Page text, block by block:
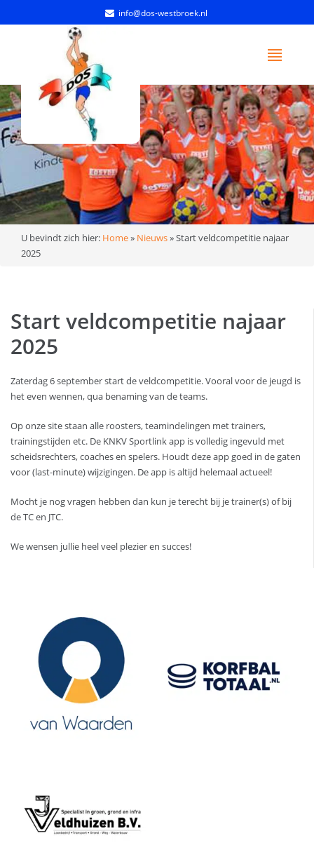
info@dos-westbroek.nl
U bevindt zich hier: Home» Nieuws»Start veldcompetitie najaar
2025
Start veldcompetitie najaar
2025
Zaterdag 6 september start de veldcompetitie. Vooral voor de jeugd is
het even wennen, qua benaming van de teams.
Op onze site staan alle roosters, teamindelingen met trainers,
trainingstijden etc. De KNKV Sportlink app is volledig ingevuld met
scheidsrechters, coaches en spelers. Houdt deze app goed in de gaten
voor (last-minute) wijzigingen. De app is altijd helemaal actueel!
Mocht je nog vragen hebben dan kun je terecht bij je trainer(s) of bij
de TC en JTC.
We wensen jullie heel veel plezier en succes!